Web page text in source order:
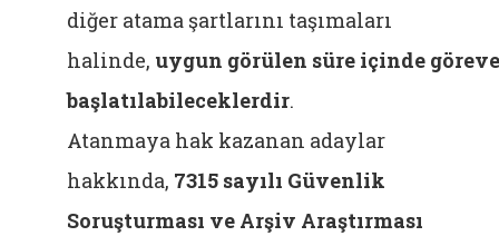
diğer atama şartlarını taşımaları
halinde, uygun görülen süre içinde göreve
başlatılabileceklerdir.
Atanmaya hak kazanan adaylar
hakkında, 7315 sayılı Güvenlik
Soruşturması ve Arşiv Araştırması